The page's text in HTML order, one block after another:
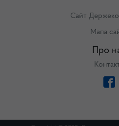
Сайт
Мапа
Про